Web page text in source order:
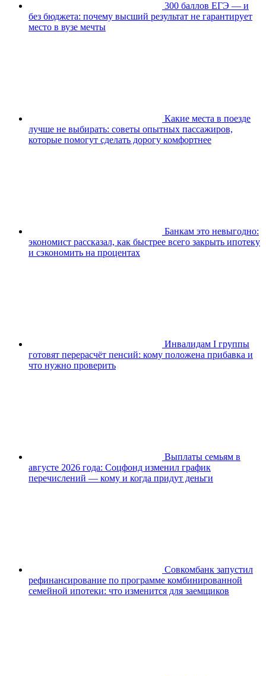
300 баллов ЕГЭ — и
без бюджета: почему высший результат не гарантирует
место в вузе мечты
Какие места в поезде
лучше не выбирать: советы опытных пассажиров,
которые помогут сделать дорогу комфортнее
Банкам это невыгодно:
экономист рассказал, как быстрее всего закрыть ипотеку
и сэкономить на процентах
Инвалидам I группы
готовят перерасчёт пенсий: кому положена прибавка и
что нужно проверить
Выплаты семьям в
августе 2026 года: Соцфонд изменил график
перечислений — кому и когда придут деньги
Совкомбанк запустил
рефинансирование по программе комбинированной
семейной ипотеки: что изменится для заемщиков